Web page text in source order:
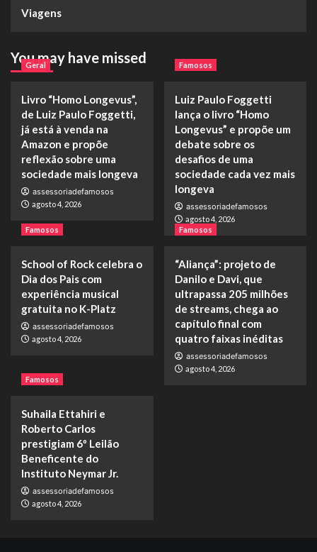
Viagens
You may have missed
Geral
Livro “Homo Longevus”,
de Luiz Paulo Foggetti,
já está à venda na
Amazon e propõe
reflexão sobre uma
sociedade mais longeva
assessoriadefamosos
agosto 4, 2026
Famosos
Luiz Paulo Foggetti
lança o livro “Homo
Longevus” e propõe um
debate sobre os
desafios de uma
sociedade cada vez mais
longeva
assessoriadefamosos
agosto 4, 2026
Famosos
School of Rock celebra o
Dia dos Pais com
experiência musical
gratuita no K-Platz
assessoriadefamosos
agosto 4, 2026
Famosos
“Aliança”: projeto de
Danilo e Davi, que
ultrapassa 205 milhões
de streams, chega ao
capítulo final com
quatro faixas inéditas
assessoriadefamosos
agosto 4, 2026
Famosos
Suhaila Ettahiri e
Roberto Carlos
prestigiam 6º Leilão
Beneficente do
Instituto Neymar Jr.
assessoriadefamosos
agosto 4, 2026